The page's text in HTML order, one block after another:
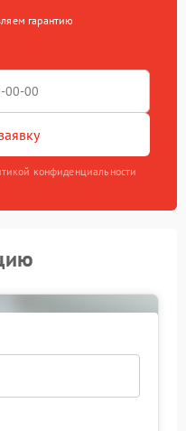
гарантию
конфиденциальности